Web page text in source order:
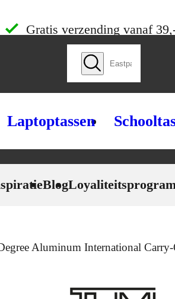
Gratis verzending vanaf
Laptoptassen
Blog
Aluminum International